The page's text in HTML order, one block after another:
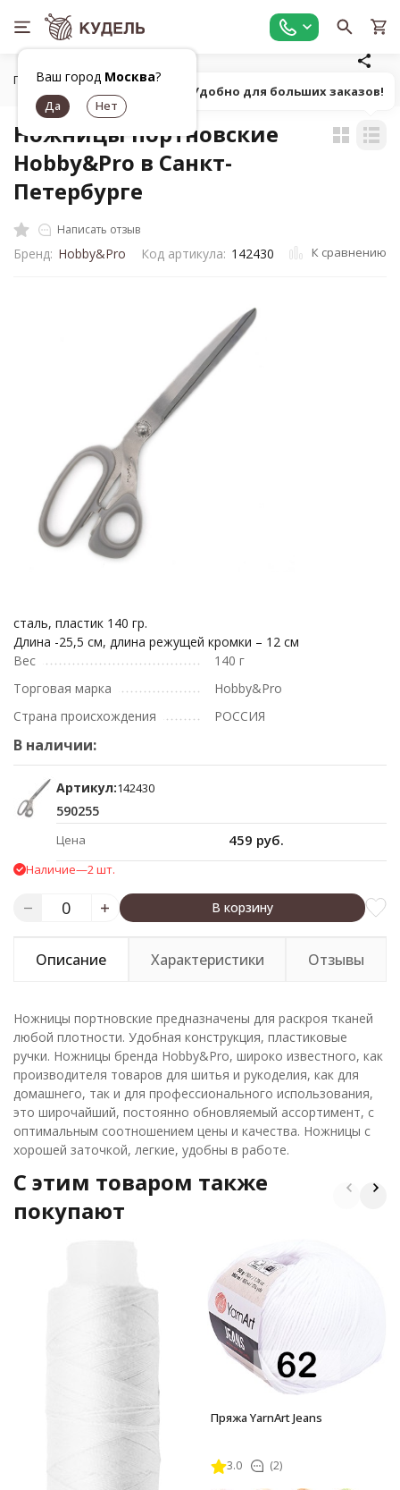
Ваш город Москва?
Главная Универсальные товары для рукоделия
Ножницы портновские
Hobby&Pro в Санкт-
Петербурге
Написать отзыв
Бренд: Hobby&Pro Код артикула: 142430 К сравнению
сталь, пластик 140 гр.
Длина -25,5 см, длина режущей кромки – 12 см
Вес
140 г
Торговая марка
Hobby&Pro
Страна происхождения
РОССИЯ
В наличии:
Артикул:142430
590255
Цена 459 руб.
Наличие—2 шт.
В корзину
Описание Характеристики Отзывы
Ножницы портновские предназначены для раскроя тканей
любой плотности. Удобная конструкция, пластиковые
ручки. Ножницы бренда Hobby&Pro, широко известного, как
производителя товаров для шитья и рукоделия, как для
домашнего, так и для профессионального использования,
это широчайший, постоянно обновляемый ассортимент, с
оптимальным соотношением цены и качества. Ножницы с
хорошей заточкой, легкие, удобны в работе.
C этим товаром также
покупают
Пряжа YarnArt Jeans
3.0 (2)
Попробуй! Удобно для больших заказов!